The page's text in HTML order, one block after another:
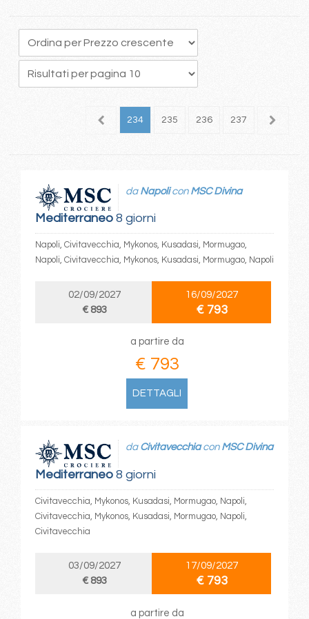
233 234 235 236 237 238
Mediterraneo8 giorni
da Napolicon MSC Divina
Napoli, Civitavecchia, Mykonos, Kusadasi, Mormugao,
Napoli, Civitavecchia, Mykonos, Kusadasi, Mormugao, Napoli
02/09/2027
€ 893
16/09/2027
€ 793
a partire da
€ 793
DETTAGLI
Mediterraneo8 giorni
da Civitavecchiacon MSC Divina
Civitavecchia, Mykonos, Kusadasi, Mormugao, Napoli,
Civitavecchia, Mykonos, Kusadasi, Mormugao, Napoli,
Civitavecchia
03/09/2027
€ 893
17/09/2027
€ 793
a partire da